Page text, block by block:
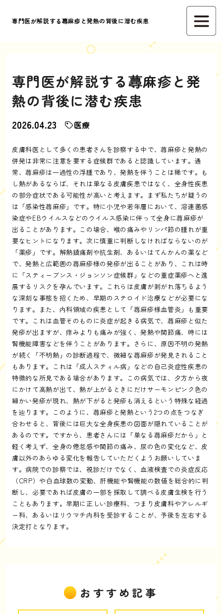
専門医が解説する蕁麻疹と発熱の背後に潜む疾患
専門医が解説する蕁麻疹と発
熱の背後に潜む疾患
2026.04.23 医療
皮膚科医として多くの患者さんを診察する中で、蕁麻疹と発熱の
併発は非常に注意を要する症候群であると認識しています。通
常、蕁麻疹は一過性の浮腫であり、発熱を伴うことは稀です。も
し熱があるならば、それは単なる皮膚疾患ではなく、全身性疾患
の部分症状である可能性が高いと考えます。まず私たちが疑うの
は「感染性蕁麻疹」です。特に小児や若年層において、溶連菌感
染症やEBウイルスなどのウイルス感染に伴って全身に蕁麻疹が
出ることがあります。この場合、喉の痛みやリンパ節の腫れが重
要なヒントになります。次に慎重に判断しなければならないのが
「薬疹」です。解熱鎮痛剤や抗生剤、あるいはてんかんの薬など
で、発熱と広範囲の蕁麻疹様の発疹が出ることがあり、これは時
に「スティーブンス・ジョンソン症候群」などの重症薬疹へと進
展するリスクを孕んでいます。これらは皮膚が剥がれ落ちるよう
な深刻な事態を招くため、早期のステロイド治療などが必要にな
ります。また、内科領域の疾患として「蕁麻疹様血管炎」も重要
です。これは血管そのものに炎症が起きる病気で、蕁麻疹と似た
発疹が出ますが、痒みよりも痛みが強く、発熱や関節痛、時には
腎機能障害などを伴うことがあります。さらに、原因不明の発熱
が続く「不明熱」の診断過程で、微細な蕁麻疹が発見されること
もあります。これは「成人スティル病」などの自己炎症性疾患の
特徴的な所見である場合があります。この病気では、夕方から夜
にかけて高熱が出て、熱が上がるときにだけサーモンピンク色の
細かい発疹が現れ、熱が下がると発疹も消えるという特殊な経過
を辿ります。このように、蕁麻疹と発熱という2つの点をつなぎ
合わせると、背後には巨大な全身疾患の図面が隠れていることが
あるのです。ですから、患者さんには「単なる蕁麻疹だから」と
軽く考えず、全身の倦怠感や関節の痛み、尿の色の変化など、皮
膚以外のあらゆる変化を報告していただくようお願いしていま
す。病院での診察では、視診だけでなく、血液検査での炎症反応
（CRP）や白血球数の変動、肝機能や腎機能の数値を総合的に判
断し、必要であれば皮膚の一部を採取して調べる皮膚生検を行う
こともあります。早期に正しい診療科、つまり皮膚科やアレルギ
ー科、あるいはリウマチ内科を受診することが、予後を左右する
決定打となります。
おすすめ記事